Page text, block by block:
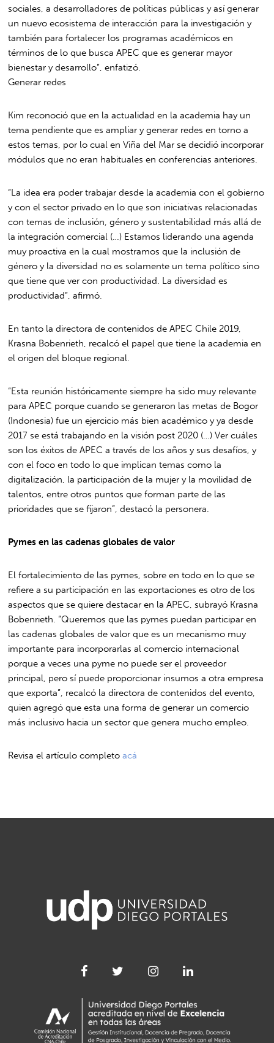
sociales, a desarrolladores de políticas públicas y así generar
un nuevo ecosistema de interacción para la investigación y
también para fortalecer los programas académicos en
términos de lo que busca APEC que es generar mayor
bienestar y desarrollo”, enfatizó.
Generar redes
Kim reconoció que en la actualidad en la academia hay un
tema pendiente que es ampliar y generar redes en torno a
estos temas, por lo cual en Viña del Mar se decidió incorporar
módulos que no eran habituales en conferencias anteriores.
“La idea era poder trabajar desde la academia con el gobierno
y con el sector privado en lo que son iniciativas relacionadas
con temas de inclusión, género y sustentabilidad más allá de
la integración comercial (…) Estamos liderando una agenda
muy proactiva en la cual mostramos que la inclusión de
género y la diversidad no es solamente un tema político sino
que tiene que ver con productividad. La diversidad es
productividad”, afirmó.
En tanto la directora de contenidos de APEC Chile 2019,
Krasna Bobenrieth, recalcó el papel que tiene la academia en
el origen del bloque regional.
“Esta reunión históricamente siempre ha sido muy relevante
para APEC porque cuando se generaron las metas de Bogor
(Indonesia) fue un ejercicio más bien académico y ya desde
2017 se está trabajando en la visión post 2020 (…) Ver cuáles
son los éxitos de APEC a través de los años y sus desafíos, y
con el foco en todo lo que implican temas como la
digitalización, la participación de la mujer y la movilidad de
talentos, entre otros puntos que forman parte de las
prioridades que se fijaron”, destacó la personera.
Pymes en las cadenas globales de valor
El fortalecimiento de las pymes, sobre en todo en lo que se
refiere a su participación en las exportaciones es otro de los
aspectos que se quiere destacar en la APEC, subrayó Krasna
Bobenrieth. “Queremos que las pymes puedan participar en
las cadenas globales de valor que es un mecanismo muy
importante para incorporarlas al comercio internacional
porque a veces una pyme no puede ser el proveedor
principal, pero sí puede proporcionar insumos a otra empresa
que exporta”, recalcó la directora de contenidos del evento,
quien agregó que esta una forma de generar un comercio
más inclusivo hacia un sector que genera mucho empleo.
Revisa el artículo completoacá